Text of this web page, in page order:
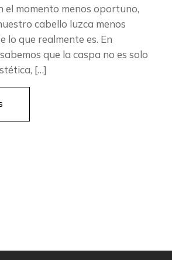
el momento menos oportuno,
cabello luzca menos
lo que realmente es. En
que la caspa no es solo
[…]